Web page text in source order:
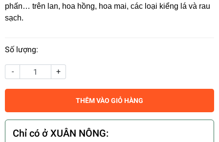
phấn… trên lan, hoa hồng, hoa mai, các loại kiểng lá và rau
sạch.
Số lượng:
- +
THÊM VÀO GIỎ HÀNG
Chỉ có ở XUÂN NÔNG: